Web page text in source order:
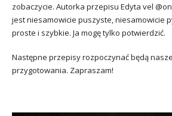
zobaczycie. Autorka przepisu Edyta vel
jest niesamowicie puszyste, niesamowicie
proste i szybkie. Ja mogę tylko potwierdzić.
Następne przepisy rozpoczynać będą
przygotowania. Zapraszam!